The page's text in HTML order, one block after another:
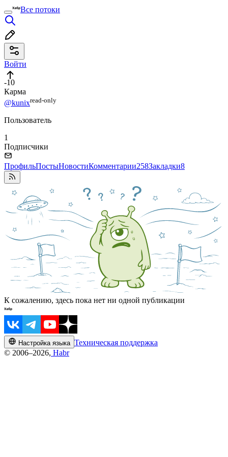
Все потоки
Войти
-10
Карма
@kunixread⁠-⁠only
Пользователь
1
Подписчики
ПрофильПостыНовостиКомментарии258Закладки8
К сожалению, здесь пока нет ни одной публикации
Настройка языка Техническая поддержка
© 2006–2026, Habr